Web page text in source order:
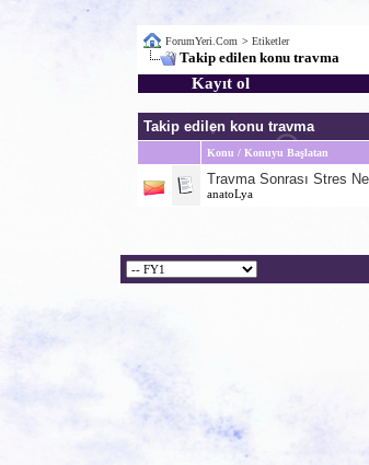
ForumYeri.Com >Etiketler
Takip edilen konu travma
Kayıt ol
Takip edilen konu travma
Konu / Konuyu Başlatan
Travma Sonrası Stres
anatoLya